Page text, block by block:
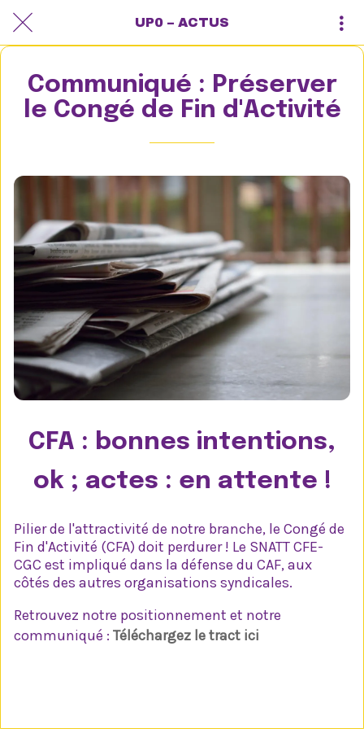
UP0 – ACTUS
Communiqué : Préserver
le Congé de Fin d'Activité
CFA : bonnes intentions,
ok ; actes : en attente !
Pilier de l'attractivité de notre branche, le Congé de
Fin d'Activité (CFA) doit perdurer ! Le SNATT CFE-
CGC est impliqué dans la défense du CAF, aux
côtés des autres organisations syndicales.
Retrouvez notre positionnement et notre
communiqué : Téléchargez le tract ici